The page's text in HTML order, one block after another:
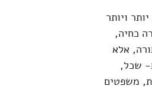
ויותר
כחיה,
אלא
שכל,
משפטים